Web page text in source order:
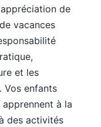
de
vacances
et les
Vos enfants
à la
des activités